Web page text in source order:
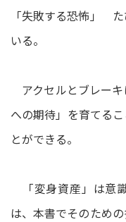
「失敗する恐怖」
いる。
アクセルとブレー
への期待」を育てる
とができる。
「変身資産」は意
は、本書でそのため